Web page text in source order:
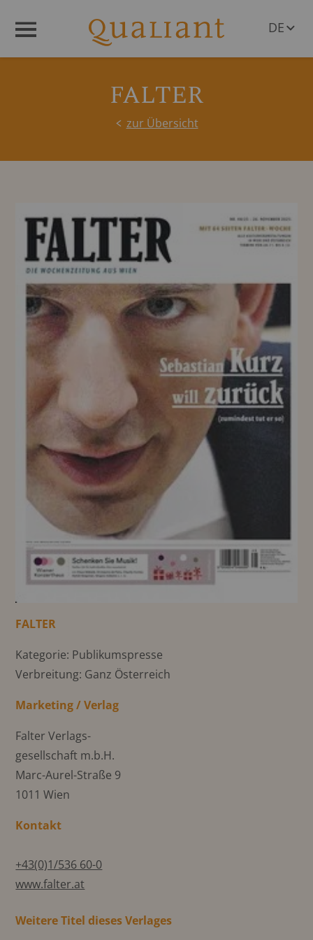
DE
FALTER
zur Übersicht
FALTER
Kategorie: Publikumspresse
Verbreitung: Ganz Österreich
Marketing / Verlag
Falter Verlags-
gesellschaft m.b.H.
Marc-Aurel-Straße 9
1011 Wien
Kontakt
+43(0)1/536 60-0
www.falter.at
Weitere Titel dieses Verlages